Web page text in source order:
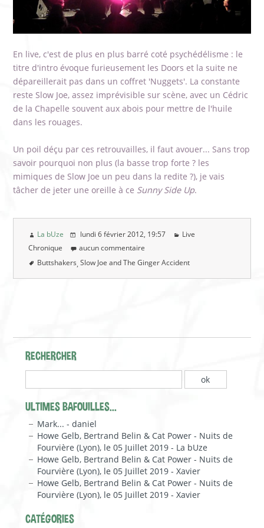
En live, c'est de plus en plus barré coté psychédélisme : le
titre d'intro évoque furieusement les Doors et la suite ne
dépareillerait pas dans un coffret 'Nuggets'. La constante
reste Slow Joe, assez imprévisible sur scène, avec un Cédric
de la Chapelle souvent aux abois pour mettre de l'huile
dans les rouages.
Un poil déçu par ces retrouvailles, il faut avouer... Sans trop
savoir pourquoi non plus (la basse trop forte ? les
mimiques de Slow Joe un peu dans la redite ?), je vais
tâcher de jeter une oreille à ce Sunny Side Up.
La bUze lundi 6 février 2012, 19:57
Live
Chronique
aucun commentaire
Buttshakers Slow Joe and The Ginger Accident
RECHERCHER
ULTIMES BAFOUILLES...
Mark... - daniel
Howe Gelb, Bertrand Belin & Cat Power - Nuits de
Fourvière (Lyon), le 05 Juillet 2019 - La bUze
Howe Gelb, Bertrand Belin & Cat Power - Nuits de
Fourvière (Lyon), le 05 Juillet 2019 - Xavier
Howe Gelb, Bertrand Belin & Cat Power - Nuits de
Fourvière (Lyon), le 05 Juillet 2019 - Xavier
CATÉGORIES